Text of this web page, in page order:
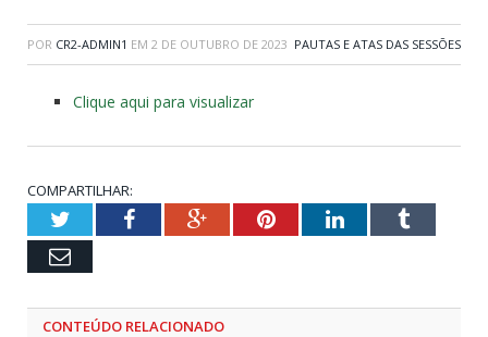
POR CR2-ADMIN1 EM 2 DE OUTUBRO DE 2023 PAUTAS E ATAS DAS SESSÕES
Clique aqui para visualizar
COMPARTILHAR:
TwitterFacebookGoogle+PinterestLinkedInTumblr
Email
CONTEÚDO RELACIONADO